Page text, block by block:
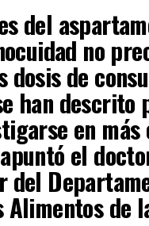
del
no
dosis de
han descrito
en
el
del
de